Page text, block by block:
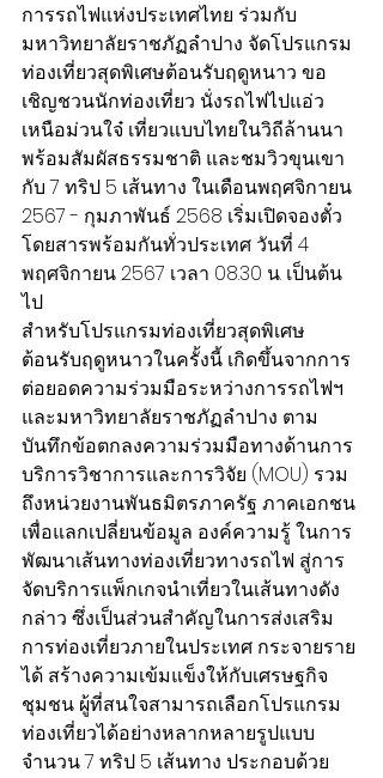
การรถไฟแห่งประเทศไทย ร่วมกับ
มหาวิทยาลัยราชภัฏลำปาง จัดโปรแกรม
ท่องเที่ยวสุดพิเศษต้อนรับฤดูหนาว ขอ
เชิญชวนนักท่องเที่ยว นั่งรถไฟไปแอ่ว
เหนือม่วนใจ๋ เที่ยวแบบไทยในวิถีล้านนา
พร้อมสัมผัสธรรมชาติ และชมวิวขุนเขา
กับ 7 ทริป 5 เส้นทาง ในเดือนพฤศจิกายน
2567 - กุมภาพันธ์ 2568 เริ่มเปิดจองตั๋ว
โดยสารพร้อมกันทั่วประเทศ วันที่ 4
พฤศจิกายน 2567 เวลา 08.30 น. เป็นต้น
ไป
สำหรับโปรแกรมท่องเที่ยวสุดพิเศษ
ต้อนรับฤดูหนาวในครั้งนี้ เกิดขึ้นจากการ
ต่อยอดความร่วมมือระหว่างการรถไฟฯ
และมหาวิทยาลัยราชภัฏลำปาง ตาม
บันทึกข้อตกลงความร่วมมือทางด้านการ
บริการวิชาการและการวิจัย (MOU) รวม
ถึงหน่วยงานพันธมิตรภาครัฐ ภาคเอกชน
เพื่อแลกเปลี่ยนข้อมูล องค์ความรู้ ในการ
พัฒนาเส้นทางท่องเที่ยวทางรถไฟ สู่การ
จัดบริการแพ็กเกจนำเที่ยวในเส้นทางดัง
กล่าว ซึ่งเป็นส่วนสำคัญในการส่งเสริม
การท่องเที่ยวภายในประเทศ กระจายราย
ได้ สร้างความเข้มแข็งให้กับเศรษฐกิจ
ชุมชน ผู้ที่สนใจสามารถเลือกโปรแกรม
ท่องเที่ยวได้อย่างหลากหลายรูปแบบ
จำนวน 7 ทริป 5 เส้นทาง ประกอบด้วย